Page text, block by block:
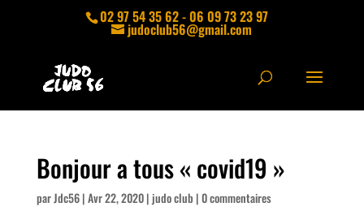
02 97 54 35 62 - 06 09 73 23 97
judoclub56@gmail.com
Bonjour a tous « covid19 »
parJdc56|Avr 22, 2020| judo club |0 commentaires